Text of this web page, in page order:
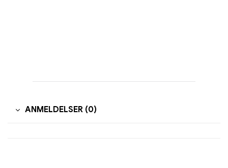
ANMELDELSER (0)